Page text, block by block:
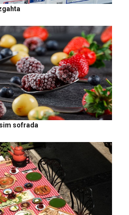
sofrada